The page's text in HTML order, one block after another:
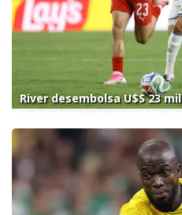
River desembolsa U$S 23